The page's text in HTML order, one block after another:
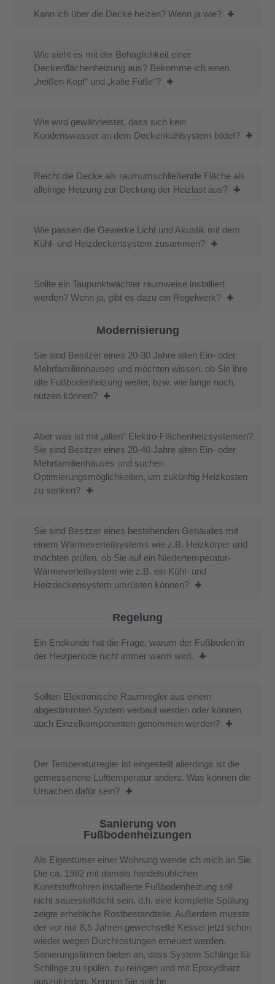
Kann ich über die Decke heizen? Wenn ja wie?
Wie sieht es mit der Behaglichkeit einer
Deckenflächenheizung aus? Bekomme ich einen
„heißen Kopf“ und „kalte Füße“?
Wie wird gewährleistet, dass sich kein
Kondenswasser an dem Deckenkühlsystem bildet?
Reicht die Decke als raumumschließende Fläche als
alleinige Heizung zur Deckung der Heizlast aus?
Wie passen die Gewerke Licht und Akustik mit dem
Kühl- und Heizdeckensystem zusammen?
Sollte ein Taupunktwächter raumweise installiert
werden? Wenn ja, gibt es dazu ein Regelwerk?
Modernisierung
Sie sind Besitzer eines 20-30 Jahre alten Ein- oder
Mehrfamilienhauses und möchten wissen, ob Sie ihre
alte Fußbodenheizung weiter, bzw. wie lange noch,
nutzen können?
Aber was ist mit „alten“ Elektro-Flächenheizsystemen?
Sie sind Besitzer eines 20-40 Jahre alten Ein- oder
Mehrfamilienhauses und suchen
Optimierungsmöglichkeiten, um zukünftig Heizkosten
zu senken?
Sie sind Besitzer eines bestehenden Gebäudes mit
einem Wärmeverteilsystems wie z.B. Heizkörper und
möchten prüfen, ob Sie auf ein Niedertemperatur-
Wärmeverteilsystem wie z.B. ein Kühl- und
Heizdeckensystem umrüsten können?
Regelung
Ein Endkunde hat die Frage, warum der Fußboden in
der Heizperiode nicht immer warm wird.
Sollten Elektronische Raumregler aus einem
abgestimmten System verbaut werden oder können
auch Einzelkomponenten genommen werden?
Der Temperaturregler ist eingestellt allerdings ist die
gemessenene Lufttemperatur anders. Was können die
Ursachen dafür sein?
Sanierung von
Fußbodenheizungen
Als Eigentümer einer Wohnung wende ich mich an Sie.
Die ca. 1982 mit damals handelsüblichen
Kunststoffrohren installierte Fußbodenheizung soll
nicht sauerstoffdicht sein, d.h. eine komplette Spülung
zeigte erhebliche Rostbestandteile. Außerdem musste
der vor nur 8,5 Jahren gewechselte Kessel jetzt schon
wieder wegen Durchrostungen erneuert werden.
Sanierungsfirmen bieten an, dass System Schlinge für
Schlinge zu spülen, zu reinigen und mit Epoxydharz
auszukleiden. Kennen Sie solche